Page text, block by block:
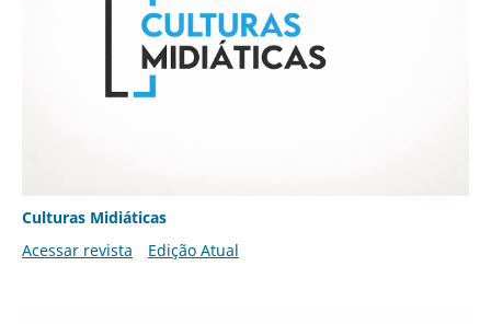
Culturas Midiáticas
Acessar revista
Edição Atual